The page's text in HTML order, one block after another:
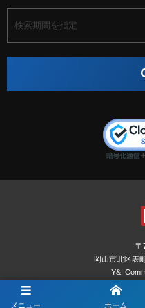
メニュー ホーム
アナウンサー
オンライン
キーエンス流性弱説経営
セレクト
ナカシ
ノートルダム ノートルダ
ノートルダム清心女子大学
〒
岡山市北区表
Y&I
お電話での